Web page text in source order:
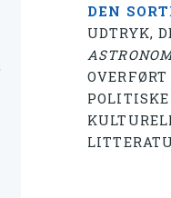
DEN
UDTRYK,